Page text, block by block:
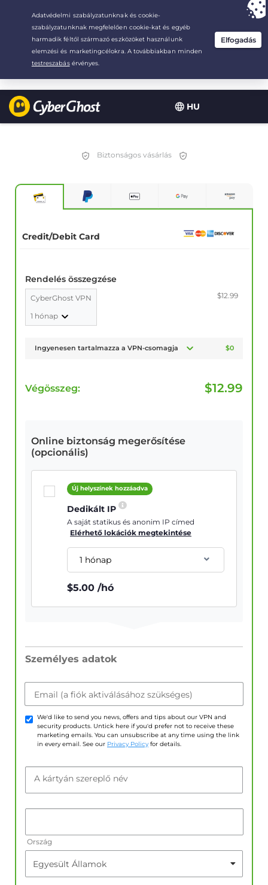
HU
Your choice:The Best Dealfor 3.3333333333333-years at $
/month
Biztonságos vásárlás
Credit/Debit Card
Rendelés összegzése
CyberGhost VPN
1 hónap
$12.99
Ingyenesen tartalmazza a VPN-csomagja $0
Végösszeg: $12.99
Online biztonság megerősítése
(opcionális)
Új helyszínek hozzáadva
Dedikált IP
A saját statikus és anonim IP címed
Elérhető lokációk megtekintése
1 hónap
$5.00 /hó
Személyes adatok
Email (a fiók aktiválásához szükséges)
We'd like to send you news, offers and tips about our VPN and
security products. Untick here if you'd prefer not to receive these
marketing emails. You can unsubscribe at any time using the link
in every email. See our Privacy Policy for details.
A kártyán szereplő név
Ország